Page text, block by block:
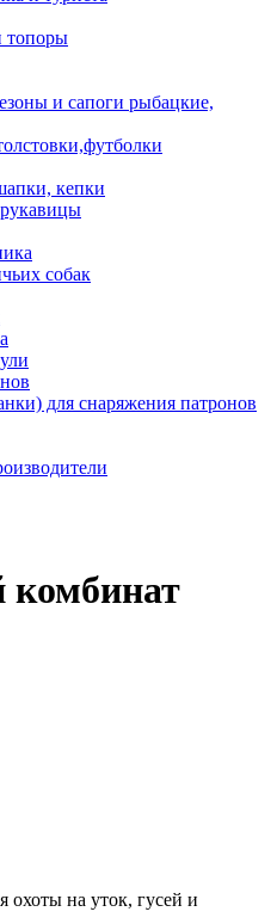
топоры
и сапоги рыбацкие,
кепки
собак
для снаряжения патронов
комбинат
охоты на уток, гусей и